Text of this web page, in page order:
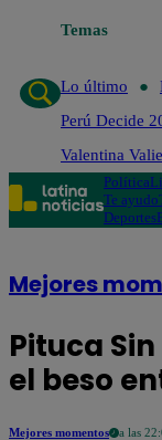
Temas
Lo último
Perú Decide
Valentina
Política
Te ayudo
Deportes
Mejores
Pituca
el beso
Mejores momentos a las